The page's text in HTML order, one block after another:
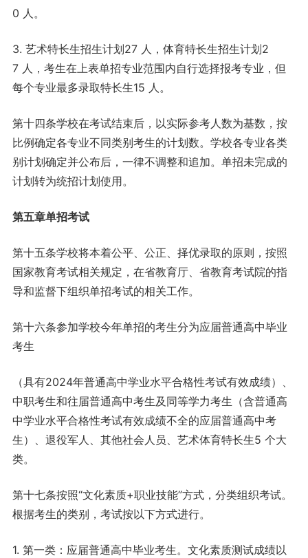
0 人。
3. 艺术特长生招生计划27 人，体育特长生招生计划2
7 人，考生在上表单招专业范围内自行选择报考专业，但
每个专业最多录取特长生15 人。
第十四条学校在考试结束后，以实际参考人数为基数，按
比例确定各专业不同类别考生的计划数。学校各专业各类
别计划确定并公布后，一律不调整和追加。单招未完成的
计划转为统招计划使用。
第五章单招考试
第十五条学校将本着公平、公正、择优录取的原则，按照
国家教育考试相关规定，在省教育厅、省教育考试院的指
导和监督下组织单招考试的相关工作。
第十六条参加学校今年单招的考生分为应届普通高中毕业
考生
（具有2024年普通高中学业水平合格性考试有效成绩）、
中职考生和往届普通高中考生及同等学力考生（含普通高
中学业水平合格性考试有效成绩不全的应届普通高中考
生）、退役军人、其他社会人员、艺术体育特长生5 个大
类。
第十七条按照“文化素质+职业技能”方式，分类组织考试。
根据考生的类别，考试按以下方式进行。
1. 第一类：应届普通高中毕业考生。文化素质测试成绩以